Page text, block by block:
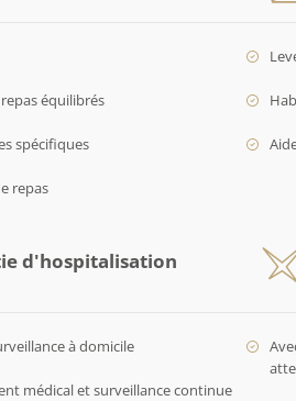
équilibrés
spécifiques
repas
d'hospitalisation
à domicile
médical et surveillance continue